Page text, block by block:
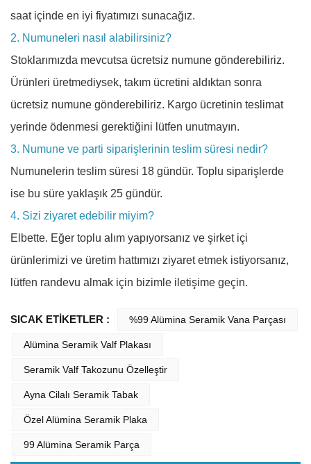
saat içinde en iyi fiyatımızı sunacağız.
2. Numuneleri nasıl alabilirsiniz?
Stoklarımızda mevcutsa ücretsiz numune gönderebiliriz.
Ürünleri üretmediysek, takım ücretini aldıktan sonra
ücretsiz numune gönderebiliriz. Kargo ücretinin teslimat
yerinde ödenmesi gerektiğini lütfen unutmayın.
3. Numune ve parti siparişlerinin teslim süresi nedir?
Numunelerin teslim süresi 18 gündür. Toplu siparişlerde
ise bu süre yaklaşık 25 gündür.
4. Sizi ziyaret edebilir miyim?
Elbette. Eğer toplu alım yapıyorsanız ve şirket içi
ürünlerimizi ve üretim hattımızı ziyaret etmek istiyorsanız,
lütfen randevu almak için bizimle iletişime geçin.
SICAK ETİKETLER : %99 Alümina Seramik Vana Parçası
Alümina Seramik Valf Plakası
Seramik Valf Takozunu Özelleştir
Ayna Cilalı Seramik Tabak
Özel Alümina Seramik Plaka
99 Alümina Seramik Parça